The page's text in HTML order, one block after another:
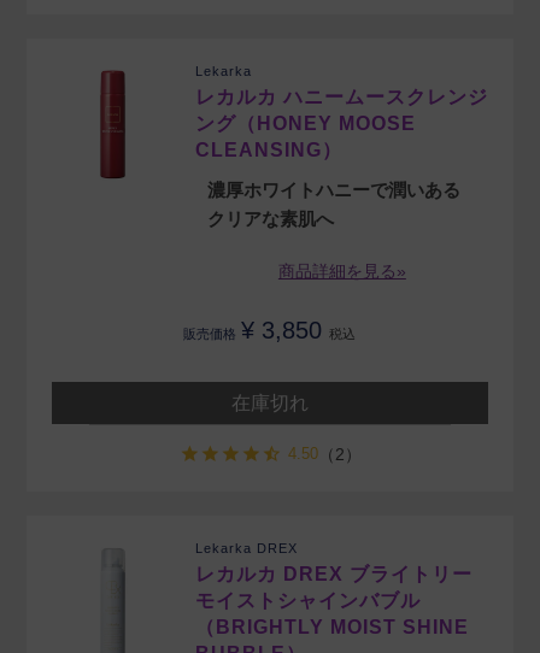
Lekarka
レカルカ ハニームースクレンジ
ング（HONEY MOOSE
CLEANSING）
濃厚ホワイトハニーで潤いある
クリアな素肌へ
商品詳細を見る»
販売価格 ¥ 3,850 税込
在庫切れ
4.50（2）
Lekarka DREX
レカルカ DREX ブライトリー
モイストシャインバブル
（BRIGHTLY MOIST SHINE